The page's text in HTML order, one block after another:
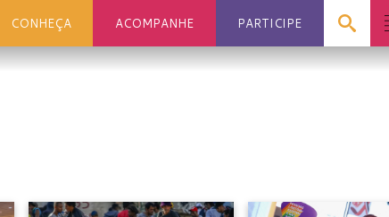
CONHEÇA ACOMPANHE PARTICIPE